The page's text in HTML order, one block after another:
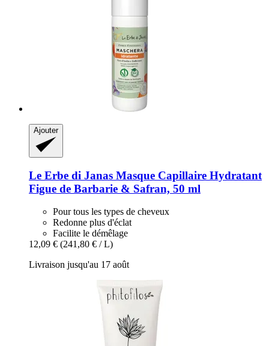
Ajouter
Le Erbe di Janas Masque Capillaire Hydratant
Figue de Barbarie & Safran, 50 ml
Pour tous les types de cheveux
Redonne plus d'éclat
Facilite le démêlage
12,09 € (241,80 € / L)
Livraison jusqu'au 17 août